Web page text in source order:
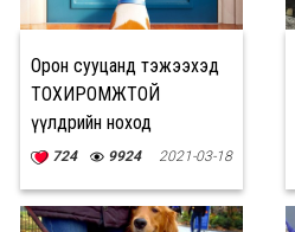
Орон сууцанд тэжээхэд
ТОХИРОМЖТОЙ
үүлдрийн ноход
724 9924 2021-03-18